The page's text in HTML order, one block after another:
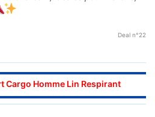
Deal n°22
Cargo Homme Lin Respirant